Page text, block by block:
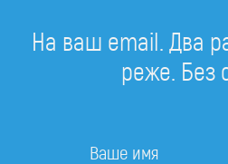
На ваш email. Два
реже. Без
Ваше имя